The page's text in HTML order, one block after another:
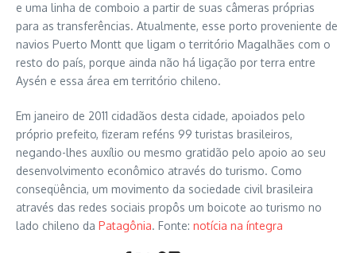
e uma linha de comboio a partir de suas câmeras próprias
para as transferências. Atualmente, esse porto proveniente de
navios Puerto Montt que ligam o território Magalhães com o
resto do país, porque ainda não há ligação por terra entre
Aysén e essa área em território chileno.
Em janeiro de 2011 cidadãos desta cidade, apoiados pelo
próprio prefeito, fizeram reféns 99 turistas brasileiros,
negando-lhes auxílio ou mesmo gratidão pelo apoio ao seu
desenvolvimento econômico através do turismo. Como
conseqüência, um movimento da sociedade civil brasileira
através das redes sociais propôs um boicote ao turismo no
lado chileno da Patagônia. Fonte: notícia na íntegra